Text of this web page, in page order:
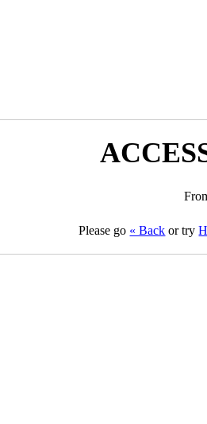
Please go « Back or try